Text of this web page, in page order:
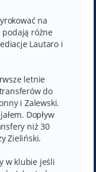
na
podają różne
Lautaro i
letnie
do
i Zalewski.
Dopływ
niż 30
Zieliński.
w klubie jeśli